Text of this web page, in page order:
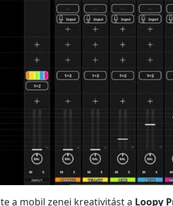
a mobil zenei kreativitást a Loopy